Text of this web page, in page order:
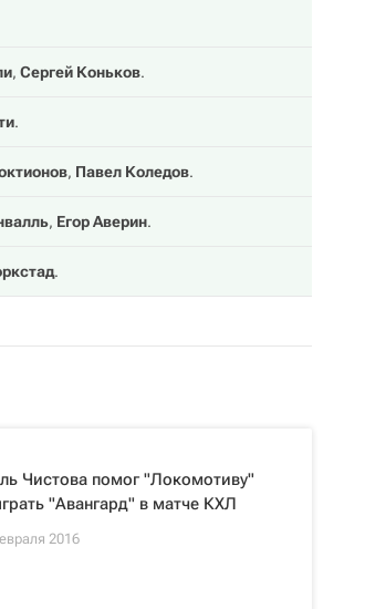
, Сергей Коньков.
.
, Павел Коледов.
, Егор Аверин.
.
Чистова помог "Локомотиву"
"Авангард" в матче КХЛ
2016